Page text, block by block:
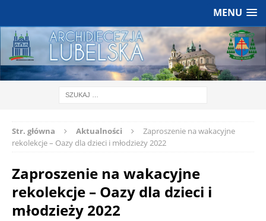
MENU
Str. główna Aktualności
Zaproszenie na wakacyjne
rekolekcje – Oazy dla dzieci i młodzieży 2022
Zaproszenie na wakacyjne
rekolekcje – Oazy dla dzieci i
młodzieży 2022